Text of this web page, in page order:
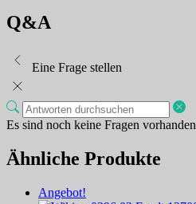
Q&A
Eine Frage stellen
Es sind noch keine Fragen vorhanden
Ähnliche Produkte
Angebot!